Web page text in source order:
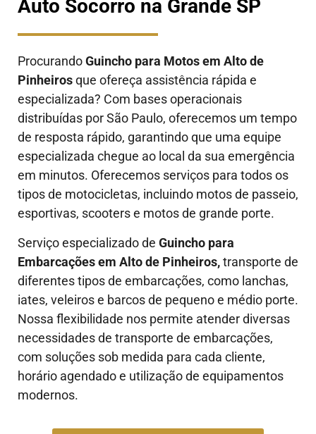
Auto Socorro na Grande SP
ProcurandoGuincho para Motos em Alto de
Pinheirosque ofereça assistência rápida e
especializada? Com bases operacionais
distribuídas por São Paulo, oferecemos um tempo
de resposta rápido, garantindo que uma equipe
especializada chegue ao local da sua emergência
em minutos. Oferecemos serviços para todos os
tipos de motocicletas, incluindo motos de passeio,
esportivas, scooters e motos de grande porte.
Serviço especializado de Guincho para
Embarcações em Alto de Pinheiros,transporte de
diferentes tipos de embarcações, como lanchas,
iates, veleiros e barcos de pequeno e médio porte.
Nossa flexibilidade nos permite atender diversas
necessidades de transporte de embarcações,
com soluções sob medida para cada cliente,
horário agendado e utilização de equipamentos
modernos.